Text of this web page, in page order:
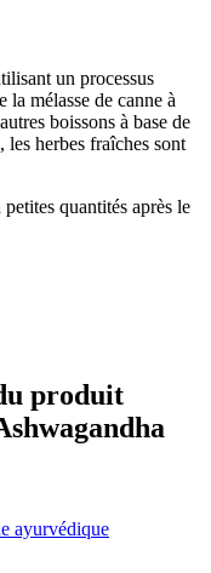
un processus
mélasse de canne à
boissons à base de
herbes fraîches sont
quantités après le
produit
ayurvédique